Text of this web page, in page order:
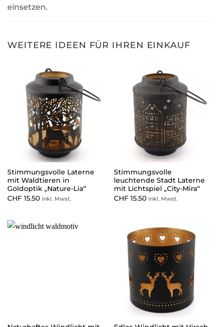
einsetzen.
WEITERE IDEEN FÜR IHREN EINKAUF
Stimmungsvolle Laterne
mit Waldtieren in
Goldoptik „Nature-Lia“
CHF15.50 inkl. Mwst.
Stimmungsvolle
leuchtende Stadt Laterne
mit Lichtspiel „City-Mira“
CHF15.50 inkl. Mwst.